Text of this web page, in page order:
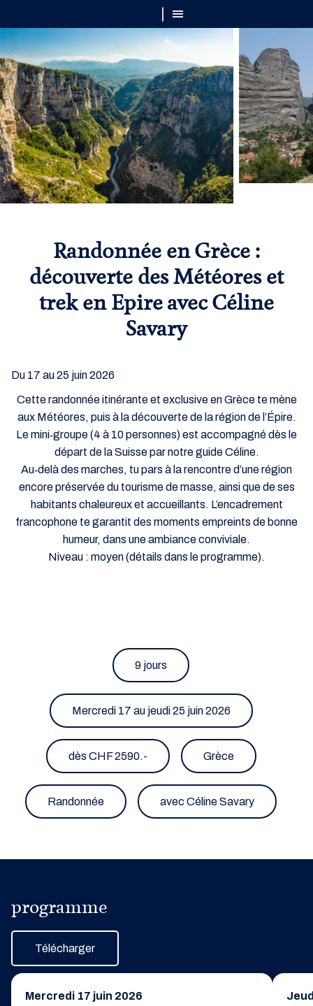
Cette randonnée itinérante et exclusive en Grèce te mène
aux Météores, puis à la découverte de la région de l’Épire.
Le mini‑groupe (4 à 10 personnes) est accompagné dès le
départ de la Suisse par notre guide Céline.
Au‑delà des marches, tu pars à la rencontre d’une région
encore préservée du tourisme de masse, ainsi que de ses
habitants chaleureux et accueillants. L’encadrement
francophone te garantit des moments empreints de bonne
humeur, dans une ambiance conviviale.
Niveau : moyen(détails dans le programme).
Randonnée en Grèce :
découverte des Météores et
trek en Epire avec Céline
Savary
Du 17 au 25 juin 2026
9 jours
Mercredi 17 au jeudi 25 juin 2026
dès CHF 2590.- Grèce
Randonnée avec Céline Savary
programme
Télécharger
Mercredi 17 juin 2026